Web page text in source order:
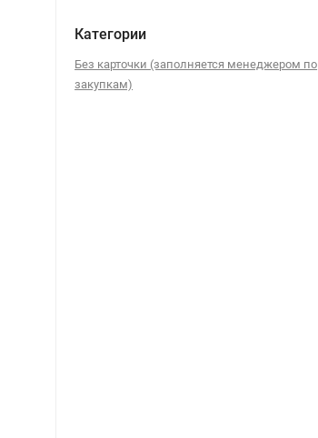
Категории
Без карточки (заполняется менеджером по
закупкам)